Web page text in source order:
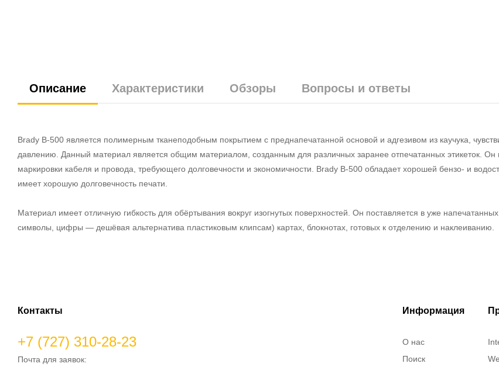
Описание Характеристики Обзоры Вопросы и ответы
Brady B-500 является полимерным тканеподобным покрытием с преднапечатанной основой и адгезивом из каучука,
давлению. Данный материал является общим материалом, созданным для различных заранее отпечатанных этикеток. Он
маркировки кабеля и провода, требующего долговечности и экономичности. Brady B-500 обладает хорошей бензо- и
имеет хорошую долговечность печати.
Материал имеет отличную гибкость для обёртывания вокруг изогнутых поверхностей. Он поставляется в уже
символы, цифры — дешёвая альтернатива пластиковым клипсам) картах, блокнотах, готовых к отделению и наклеиванию.
Контакты
+7 (727) 310-28-23
Почта для заявок:
Информация
О нас
Поиск